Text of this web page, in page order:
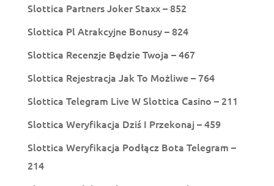
Slottica Partners Joker Staxx – 852
Slottica Pl Atrakcyjne Bonusy – 824
Slottica Recenzje Będzie Twoja – 467
Slottica Rejestracja Jak To Możliwe – 764
Slottica Telegram Live W Slottica Casino – 211
Slottica Weryfikacja Dziś I Przekonaj – 459
Slottica Weryfikacja Podłącz Bota Telegram –
214